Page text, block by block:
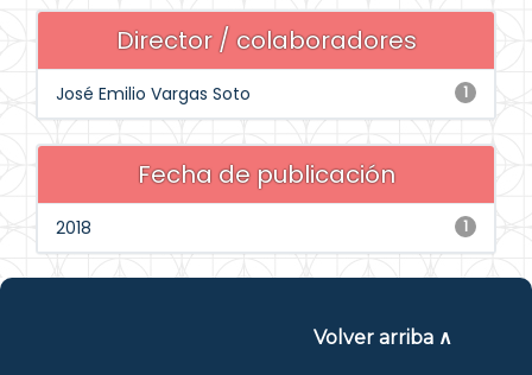
Director / colaboradores
1
José Emilio Vargas Soto
Fecha de publicación
1
2018
Volver arriba ∧